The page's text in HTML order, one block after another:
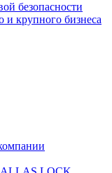
безопасности
и крупного бизнеса